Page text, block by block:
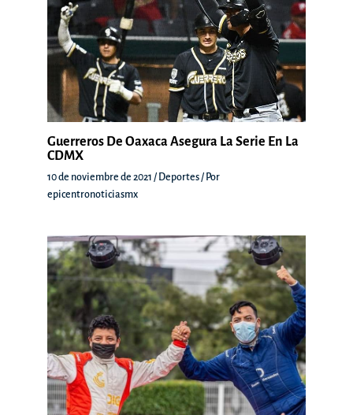
Guerreros De Oaxaca Asegura La Serie En La
CDMX
10 de noviembre de 2021 / Deportes / Por
epicentronoticiasmx